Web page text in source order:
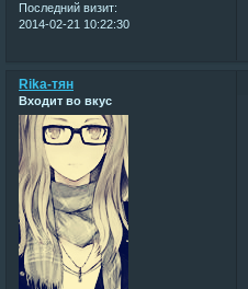
Последний визит:
2014-02-21 10:22:30
Rika-тян
Входит во вкус